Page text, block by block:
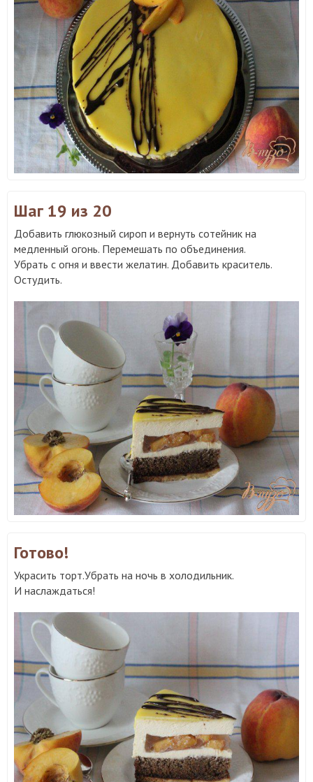
Шаг 19 из 20
Добавить глюкозный сироп и вернуть сотейник на
медленный огонь. Перемешать по объединения.
Убрать с огня и ввести желатин. Добавить краситель.
Остудить.
Готово!
Украсить торт.Убрать на ночь в холодильник.
И наслаждаться!